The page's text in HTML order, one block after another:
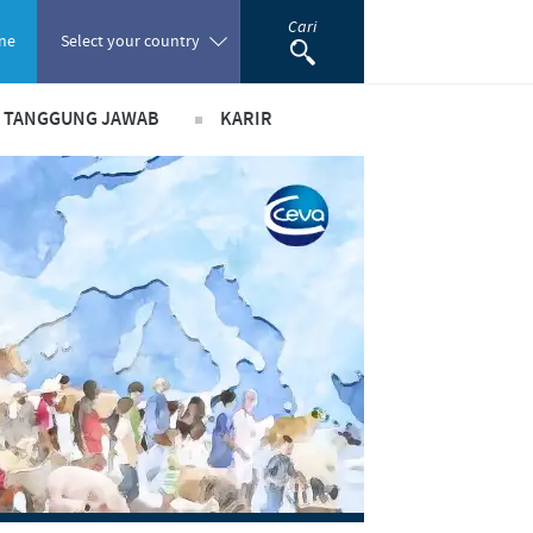
Select your country
Portugal
Romania
Russia
South Africa
Spain
Cari
JAWAB
peranan
bisnis dan ilmiah
KARIR
Pekerjaan utama kami
Lowongan Pekerjaan
Proses perekrutan kami
Pengembangan Diri